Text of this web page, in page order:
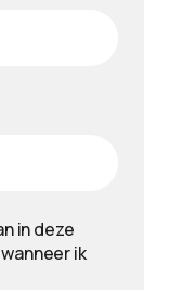
in deze
ik